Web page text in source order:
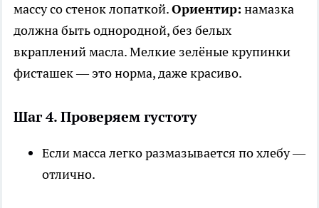
массу со стенок лопаткой.Ориентир: намазка
должна быть однородной, без белых
вкраплений масла. Мелкие зелёные крупинки
фисташек — это норма, даже красиво.
Шаг 4. Проверяем густоту
Если масса легко размазывается по хлебу —
отлично.